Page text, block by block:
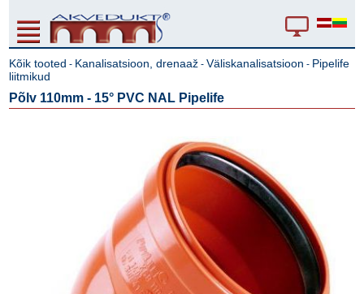
Kõik tooted - Kanalisatsioon, drenaaž -Väliskanalisatsioon - Pipelife
liitmikud
Põlv 110mm - 15° PVC NAL Pipelife